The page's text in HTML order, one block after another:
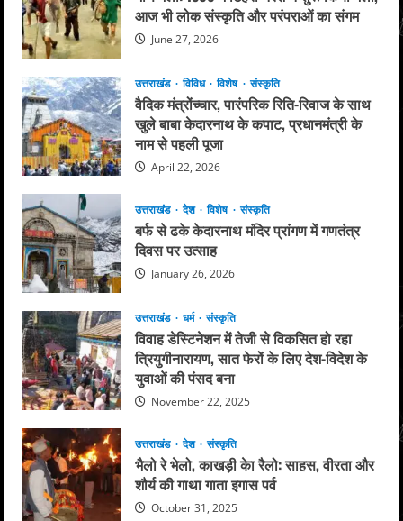
आज भी लोक संस्कृति और परंपराओं का संगम
June 27, 2026
उत्तराखंड विविध विशेष संस्कृति
वैदिक मंत्रोंच्चार, पारंपरिक रिति-रिवाज के साथ
खुले बाबा केदारनाथ के कपाट, प्रधानमंत्री के
नाम से पहली पूजा
April 22, 2026
उत्तराखंड देश विशेष संस्कृति
बर्फ से ढके केदारनाथ मंदिर प्रांगण में गणतंत्र
दिवस पर उत्साह
January 26, 2026
उत्तराखंड धर्म संस्कृति
विवाह डेस्टिनेशन में तेजी से विकसित हो रहा
त्रियुगीनारायण, सात फेरों के लिए देश-विदेश के
युवाओं की पंसद बना
November 22, 2025
उत्तराखंड देश संस्कृति
भैलो रे भेलो, काखड़ी केा रैलो: साहस, वीरता और
शौर्य की गाथा गाता इगास पर्व
October 31, 2025